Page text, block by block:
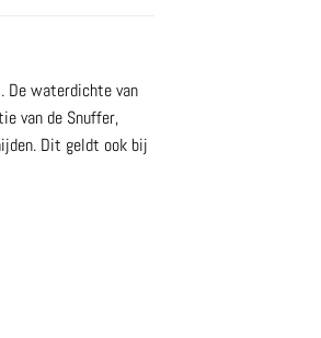
De waterdichte van
van de Snuffer,
Dit geldt ook bij